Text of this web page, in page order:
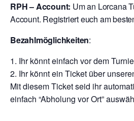
RPH – Account: Um an Lorcana
Account. Registriert euch am
Bezahlmöglichkeiten:
Ihr könnt einfach vor dem
Ihr könnt ein Ticket über
Mit diesem Ticket seid ihr
einfach “Abholung vor Ort”